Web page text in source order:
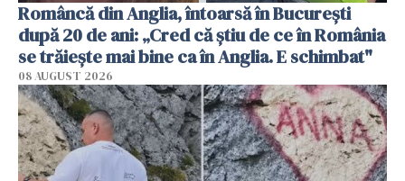
Româncă din Anglia, întoarsă în București
după 20 de ani: „Cred că știu de ce în România
se trăiește mai bine ca în Anglia. E schimbat"
08 AUGUST 2026